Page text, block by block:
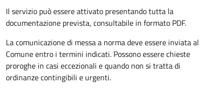
Il servizio può essere attivato presentando tutta la
documentazione prevista, consultabile in formato PDF.
La comunicazione di messa a norma deve essere inviata al
Comune entro i termini indicati. Possono essere chieste
proroghe in casi eccezionali e quando non si tratta di
ordinanze contingibili e urgenti.